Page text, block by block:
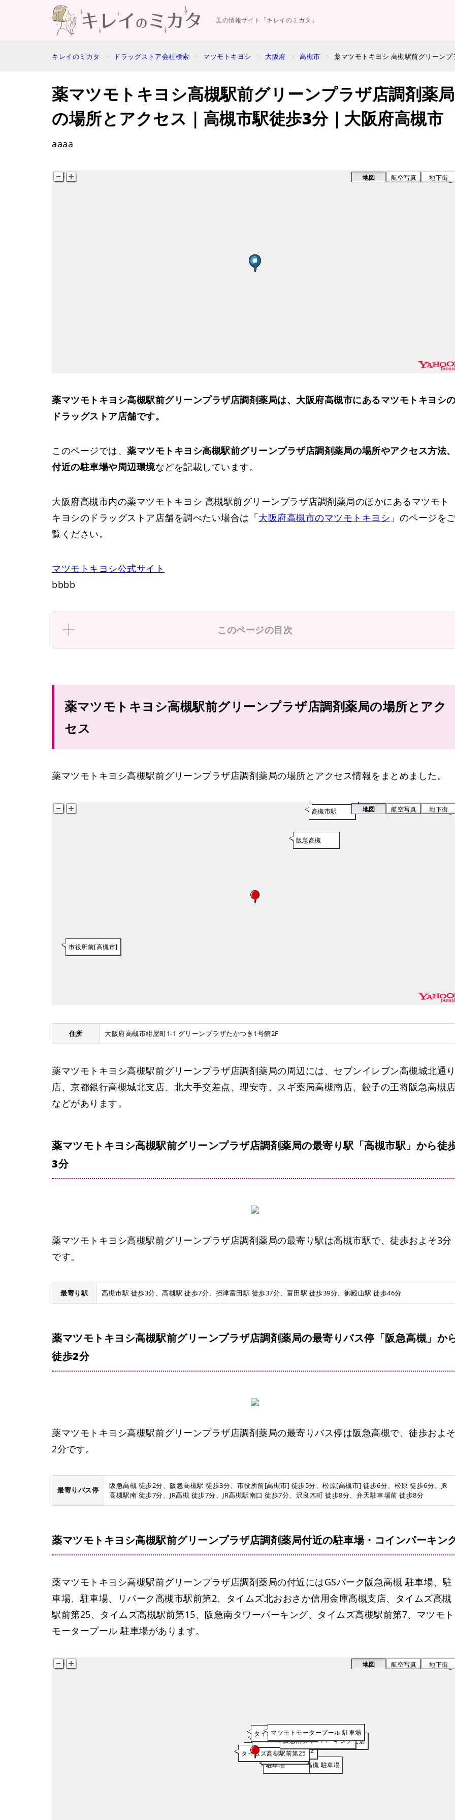
美の情報サイト「キレイのミカタ」
キレイのミカタ ドラッグストア会社検索 マツモトキヨシ 大阪府 高槻市 薬マツモトキヨシ 高槻駅前グリーン
薬マツモトキヨシ高槻駅前グリーンプラザ店調剤薬局
の場所とアクセス｜高槻市駅徒歩3分｜大阪府高槻市
aaaa
地図 航空写真 地下街
薬マツモトキヨシ高槻駅前グリーンプラザ店調剤薬局は、大阪府高槻市にあるマツモトキヨシ
ドラッグストア店舗です。
このページでは、 薬マツモトキヨシ高槻駅前グリーンプラザ店調剤薬局の場所やアクセス方法
付近の駐車場や周辺環境などを記載しています。
大阪府高槻市内の薬マツモトキヨシ 高槻駅前グリーンプラザ店調剤薬局のほかにあるマツモト
キヨシのドラッグストア店舗を調べたい場合は「大阪府高槻市のマツモトキヨシ 」のページを
覧ください。
マツモトキヨシ公式サイト
bbbb
このページの目次
薬マツモトキヨシ高槻駅前グリーンプラザ店調剤薬局の場所とアク
セス
薬マツモトキヨシ高槻駅前グリーンプラザ店調剤薬局の場所とアクセス情報をまとめました。
高槻市駅
高槻駅
阪急高槻
市役所前[高槻市]
JR高槻駅南
JR高槻
JR高槻駅南口
地図 航空写真 地下街
住所 大阪府高槻市紺屋町1-1 グリーンプラザたかつき1号館2F
薬マツモトキヨシ高槻駅前グリーンプラザ店調剤薬局の周辺には、セブンイレブン高槻城北通
店、京都銀行高槻城北支店、北大手交差点、理安寺、スギ薬局高槻南店、餃子の王将阪急高槻
などがあります。
薬マツモトキヨシ高槻駅前グリーンプラザ店調剤薬局の最寄り駅「高槻市駅」から徒
3分
薬マツモトキヨシ高槻駅前グリーンプラザ店調剤薬局の最寄り駅は高槻市駅で、徒歩およそ3分
です。
最寄り駅 高槻市駅 徒歩3分、高槻駅 徒歩7分、摂津富田駅 徒歩37分、富田駅 徒歩39分、御殿山駅 徒歩46分
薬マツモトキヨシ高槻駅前グリーンプラザ店調剤薬局の最寄りバス停「阪急高槻」か
徒歩2分
薬マツモトキヨシ高槻駅前グリーンプラザ店調剤薬局の最寄りバス停は阪急高槻で、徒歩およ
2分です。
最寄りバス停
阪急高槻 徒歩2分、阪急高槻駅 徒歩3分、市役所前[高槻市] 徒歩5分、松原[高槻市] 徒歩6分、松原 徒歩6分、JR
高槻駅南 徒歩7分、JR高槻 徒歩7分、JR高槻駅南口 徒歩7分、沢良木町 徒歩8分、弁天駐車場前 徒歩8分
薬マツモトキヨシ高槻駅前グリーンプラザ店調剤薬局付近の駐車場・コインパーキン
薬マツモトキヨシ高槻駅前グリーンプラザ店調剤薬局の付近にはGSパーク阪急高槻 駐車場、駐
車場、駐車場、リパーク高槻市駅前第2、タイムズ北おおさか信用金庫高槻支店、タイムズ高槻
駅前第25、タイムズ高槻駅前第15、阪急南タワーパーキング、タイムズ高槻駅前第7、マツモト
モータープール 駐車場があります。
GSパーク阪急高槻 駐車場
駐車場
駐車場
リパーク高槻市駅前第2
タイムズ北おおさか信用金庫高槻支店
タイムズ高槻駅前第25
タイムズ高槻駅前第15
阪急南タワーパーキング
タイムズ高槻駅前第7
マツモトモータープール 駐車場
地図 航空写真 地下街